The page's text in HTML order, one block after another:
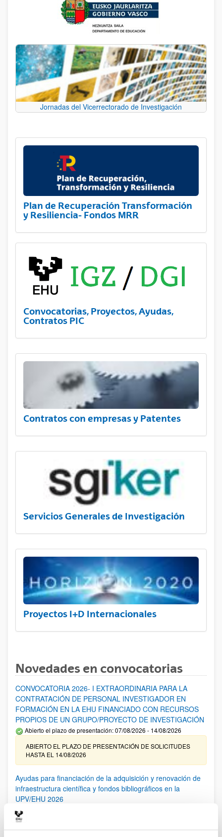
Jornadas del Vicerrectorado de Investigación
Plan de Recuperación Transformación
y Resiliencia- Fondos MRR
Convocatorias, Proyectos, Ayudas,
Contratos PIC
Contratos con empresas y Patentes
Servicios Generales de Investigación
Proyectos I+D Internacionales
Novedades en convocatorias
CONVOCATORIA 2026- I EXTRAORDINARIA PARA LA
CONTRATACIÓN DE PERSONAL INVESTIGADOR EN
FORMACIÓN EN LA EHU FINANCIADO CON RECURSOS
PROPIOS DE UN GRUPO/PROYECTO DE INVESTIGACIÓN
Abierto el plazo de presentación: 07/08/2026 - 14/08/2026
ABIERTO EL PLAZO DE PRESENTACIÓN DE SOLICITUDES
HASTA EL 14/08/2026
Ayudas para financiación de la adquisición y renovación de
infraestructura científica y fondos bibliográficos en la
UPV/EHU 2026